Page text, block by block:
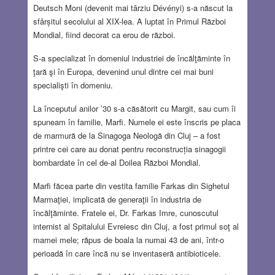
Deutsch Moni (devenit mai târziu Dévényi) s-a născut la
sfârșitul secolului al XIX-lea. A luptat în Primul Război
Mondial, fiind decorat ca erou de război.
S-a specializat în domeniul industriei de încălţăminte în
ţară şi în Europa, devenind unul dintre cei mai buni
specialişti în domeniu.
La începutul anilor ’30 s-a căsătorit cu Margit, sau cum îi
spuneam în familie, Marfi. Numele ei este înscris pe placa
de marmură de la Sinagoga Neologă din Cluj – a fost
printre cei care au donat pentru reconstrucția sinagogii
bombardate în cel de-al Doilea Război Mondial.
Marfi făcea parte din vestita familie Farkas din Sighetul
Marmaţiei, implicată de generaţii în industria de
încălţăminte. Fratele ei, Dr. Farkas Imre, cunoscutul
internist al Spitalului Evreiesc din Cluj, a fost primul soţ al
mamei mele; răpus de boala la numai 43 de ani, într-o
perioadă în care încă nu se inventaseră antibioticele.